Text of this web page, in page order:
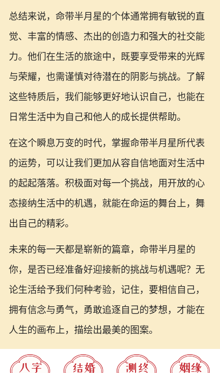
总结来说，命带半月星的个体通常拥有敏锐的直
觉、丰富的情感、杰出的创造力和强大的社交能
力。他们在生活的旅途中，既要享受带来的光辉
与荣耀，也需谨慎对待潜在的阴影与挑战。了解
这些特质后，我们能够更好地认识自己，也能在
日常生活中为自己和他人的成长提供帮助。
在这个瞬息万变的时代，掌握命带半月星所代表
的运势，可以让我们更加从容自信地面对生活中
的起起落落。积极面对每一个挑战，用开放的心
态接纳生活中的机遇，就能在命运的舞台上，舞
出自己的精彩。
未来的每一天都是崭新的篇章，命带半月星的
你，是否已经准备好迎接新的挑战与机遇呢？无
论生活给予我们何种考验，记住，要相信自己，
拥有信念与勇气，勇敢追逐自己的梦想，才能在
人生的画布上，描绘出最美的图案。